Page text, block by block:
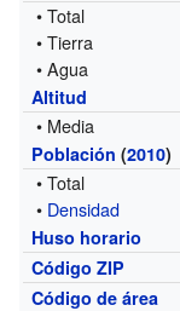
• Total
• Tierra
• Agua
Altitud
• Media
Población (2010)
• Total
• Densidad
Huso horario
Código ZIP
Código de área